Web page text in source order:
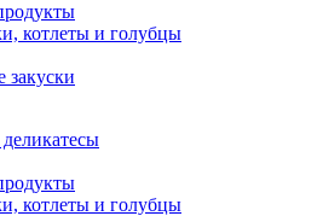
котлеты и голубцы
закуски
котлеты и голубцы